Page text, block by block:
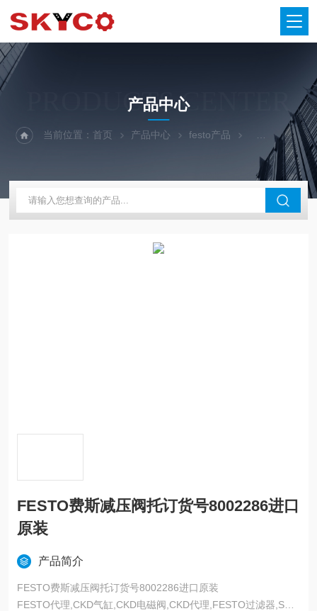
PRODUCTS CENTER
产品中心
当前位置：首页 产品中心 festo产品 FESTO减压阀
FESTO费斯减压阀托订货号8002286进口
原装
产品简介
FESTO费斯减压阀托订货号8002286进口原装
FESTO代理,CKD气缸,CKD电磁阀,CKD代理,FESTO过滤器,SMC